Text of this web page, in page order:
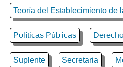
Teoría del Establecimiento de
Políticas Públicas
Suplente Secretaria